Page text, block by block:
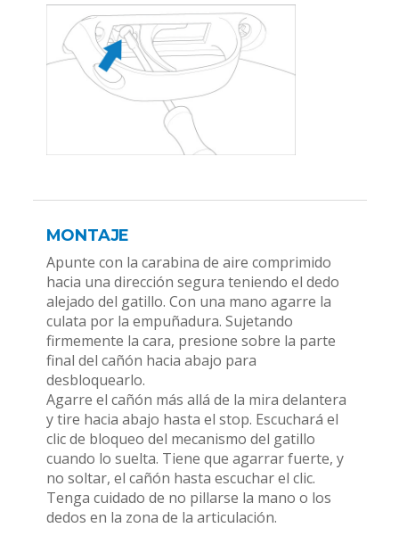
MONTAJE
Apunte con la carabina de aire comprimido
hacia una dirección segura teniendo el dedo
alejado del gatillo. Con una mano agarre la
culata por la empuñadura. Sujetando
firmemente la cara, presione sobre la parte
final del cañón hacia abajo para
desbloquearlo.
Agarre el cañón más allá de la mira delantera
y tire hacia abajo hasta el stop. Escuchará el
clic de bloqueo del mecanismo del gatillo
cuando lo suelta. Tiene que agarrar fuerte, y
no soltar, el cañón hasta escuchar el clic.
Tenga cuidado de no pillarse la mano o los
dedos en la zona de la articulación.